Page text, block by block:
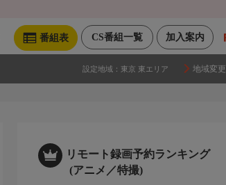
加入案内
CS番組一覧
番組表
設定地域： 東京 東エリア 地域変更
リモート録画予約ランキング
(アニメ／特撮)